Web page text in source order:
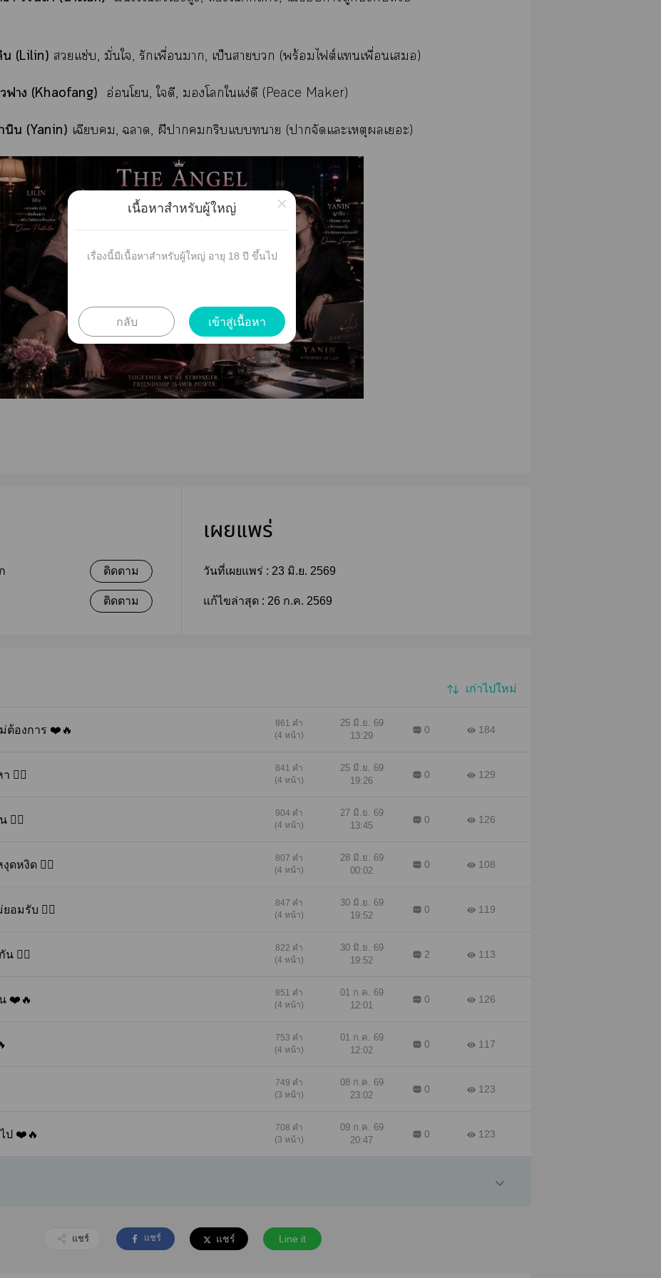
น (Lilin) แซ่บ, มั่นใจ, รักเพื่อนา, เป็นา (พร้อมไต์แเพื่อนเ)
า (Khaofang) อ่อนโ, ใดี, มองโลกในแง่ดี (Peace Maker)
นิน (Yanin) เฉียบ, า, ฝีาคมกริบแา (าจัดแะเหตุเะ)
ติดตาม
ติดตาม
เผยแพร่
วันที่เผยแพร่ : 23 มิ.ย. 2569
แก้ไขล่าสุด : 26 ก.ค. 2569
เก่าไปใหม่
นไม่ต้องการ ❤️🔥
861 คำ
(4 หน้า)
25 มิ.ย. 69
13:29
0 184
า ❤️‍🔥
841 คำ
(4 หน้า)
25 มิ.ย. 69
19:26
0 129
น ❤️‍🔥
904 คำ
(4 หน้า)
27 มิ.ย. 69
13:45
0 126
หงุดหงิด ❤️‍🔥
807 คำ
(4 หน้า)
28 มิ.ย. 69
00:02
0 108
ไม่ยอมรับ ❤️‍🔥
847 คำ
(4 หน้า)
30 มิ.ย. 69
19:52
0 119
กัน ❤️‍🔥
822 คำ
(4 หน้า)
30 มิ.ย. 69
19:52
2 113
มั้น ❤️🔥
851 คำ
(4 หน้า)
01 ก.ค. 69
12:01
0 126
753 คำ
(4 หน้า)
01 ก.ค. 69
12:02
0 117
749 คำ
(3 หน้า)
08 ก.ค. 69
23:02
0 123
ธอไป ❤️🔥
708 คำ
(3 หน้า)
09 ก.ค. 69
20:47
0 123
แชร์ แชร์ แชร์ Line it
เนื้อหาสำหรับผู้ใหญ่
เรื่องนี้มีเนื้อหาสำหรับผู้ใหญ่ อายุ 18 ปี ขึ้นไป
กลับ เข้าสู่เนื้อหา
×